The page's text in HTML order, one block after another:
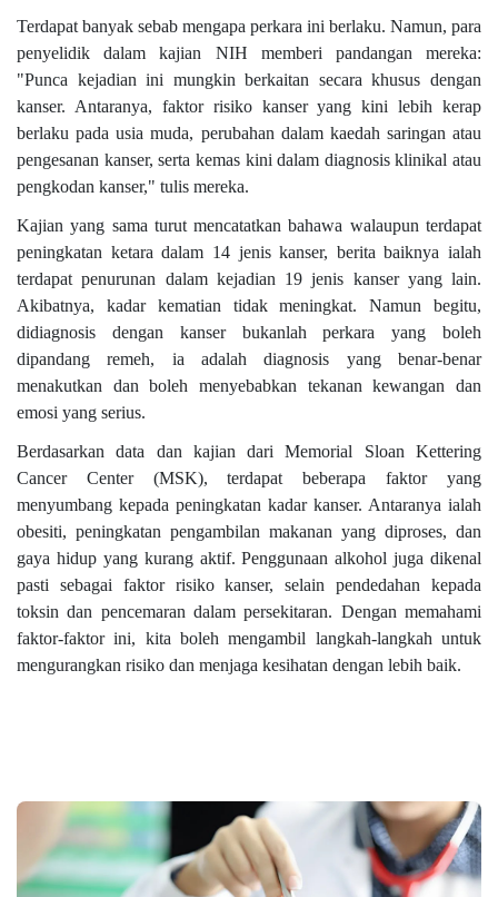
Terdapat banyak sebab mengapa perkara ini berlaku. Namun, para
penyelidik dalam kajian NIH memberi pandangan mereka:
"Punca kejadian ini mungkin berkaitan secara khusus dengan
kanser. Antaranya, faktor risiko kanser yang kini lebih kerap
berlaku pada usia muda, perubahan dalam kaedah saringan atau
pengesanan kanser, serta kemas kini dalam diagnosis klinikal atau
pengkodan kanser," tulis mereka.
Kajian yang sama turut mencatatkan bahawa walaupun terdapat
peningkatan ketara dalam 14 jenis kanser, berita baiknya ialah
terdapat penurunan dalam kejadian 19 jenis kanser yang lain.
Akibatnya, kadar kematian tidak meningkat. Namun begitu,
didiagnosis dengan kanser bukanlah perkara yang boleh
dipandang remeh, ia adalah diagnosis yang benar-benar
menakutkan dan boleh menyebabkan tekanan kewangan dan
emosi yang serius.
Berdasarkan data dan kajian dari Memorial Sloan Kettering
Cancer Center (MSK), terdapat beberapa faktor yang
menyumbang kepada peningkatan kadar kanser. Antaranya ialah
obesiti, peningkatan pengambilan makanan yang diproses, dan
gaya hidup yang kurang aktif. Penggunaan alkohol juga dikenal
pasti sebagai faktor risiko kanser, selain pendedahan kepada
toksin dan pencemaran dalam persekitaran. Dengan memahami
faktor-faktor ini, kita boleh mengambil langkah-langkah untuk
mengurangkan risiko dan menjaga kesihatan dengan lebih baik.